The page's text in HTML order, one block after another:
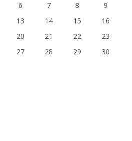
6 7 8
9
13 14 15
16
20 21 22
23
27 28 29
30